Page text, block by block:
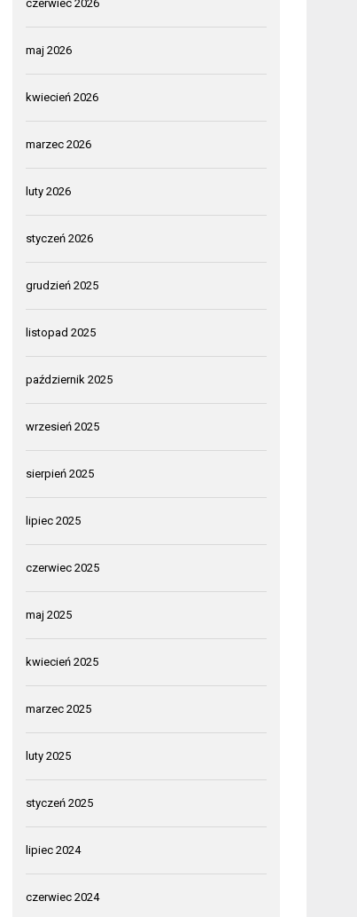
czerwiec 2026
maj 2026
kwiecień 2026
marzec 2026
luty 2026
styczeń 2026
grudzień 2025
listopad 2025
październik 2025
wrzesień 2025
sierpień 2025
lipiec 2025
czerwiec 2025
maj 2025
kwiecień 2025
marzec 2025
luty 2025
styczeń 2025
lipiec 2024
czerwiec 2024